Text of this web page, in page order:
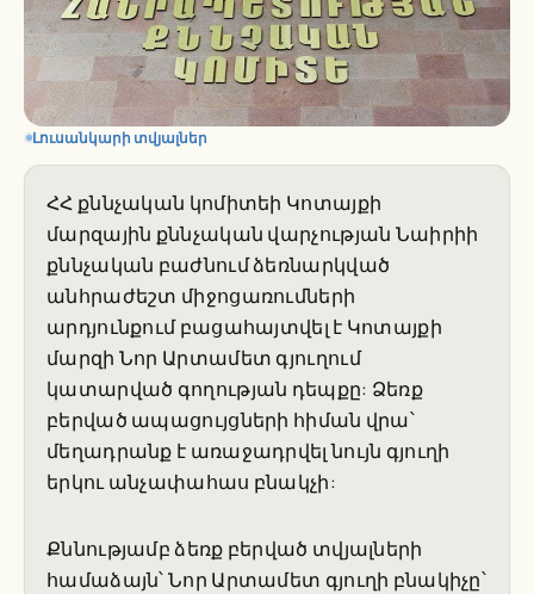
Լուսանկարի տվյալներ
ՀՀ քննչական կոմիտեի Կոտայքի
մարզային քննչական վարչության Նաիրիի
քննչական բաժնում ձեռնարկված
անհրաժեշտ միջոցառումների
արդյունքում բացահայտվել է Կոտայքի
մարզի Նոր Արտամետ գյուղում
կատարված գողության դեպքը: Ձեռք
բերված ապացույցների հիման վրա՝
մեղադրանք է առաջադրվել նույն գյուղի
երկու անչափահաս բնակչի:
Քննությամբ ձեռք բերված տվյալների
համաձայն՝ Նոր Արտամետ գյուղի բնակիչը՝